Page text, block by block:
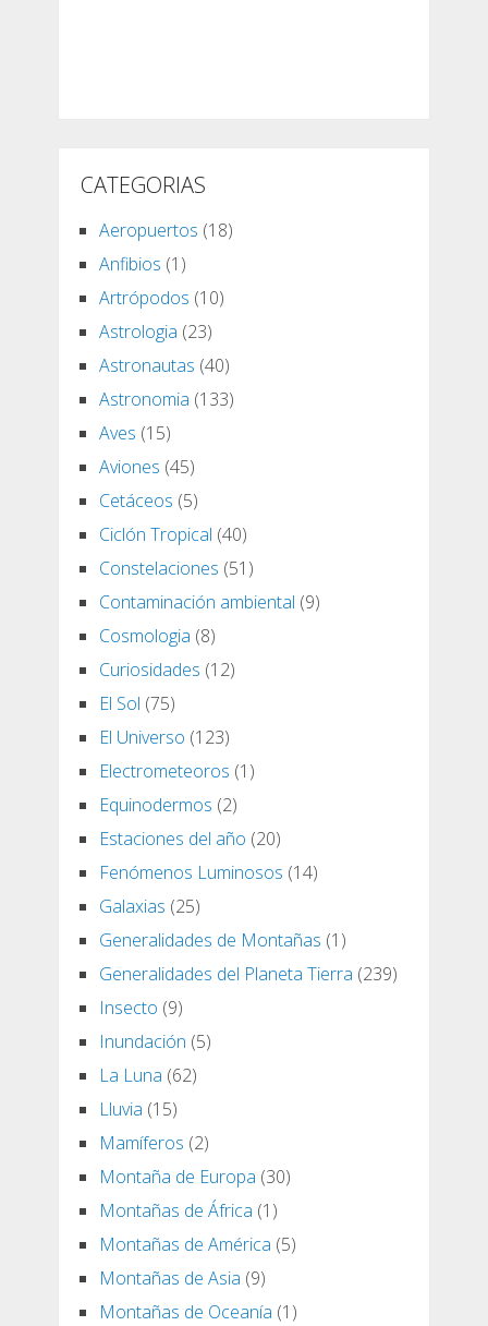
CATEGORIAS
Aeropuertos (18)
Anfibios (1)
Artrópodos (10)
Astrologia (23)
Astronautas (40)
Astronomia (133)
Aves (15)
Aviones (45)
Cetáceos (5)
Ciclón Tropical (40)
Constelaciones (51)
Contaminación ambiental (9)
Cosmologia (8)
Curiosidades (12)
El Sol (75)
El Universo (123)
Electrometeoros (1)
Equinodermos (2)
Estaciones del año (20)
Fenómenos Luminosos (14)
Galaxias (25)
Generalidades de Montañas (1)
Generalidades del Planeta Tierra (239)
Insecto (9)
Inundación (5)
La Luna (62)
Lluvia (15)
Mamíferos (2)
Montaña de Europa (30)
Montañas de África (1)
Montañas de América (5)
Montañas de Asia (9)
Montañas de Oceanía (1)